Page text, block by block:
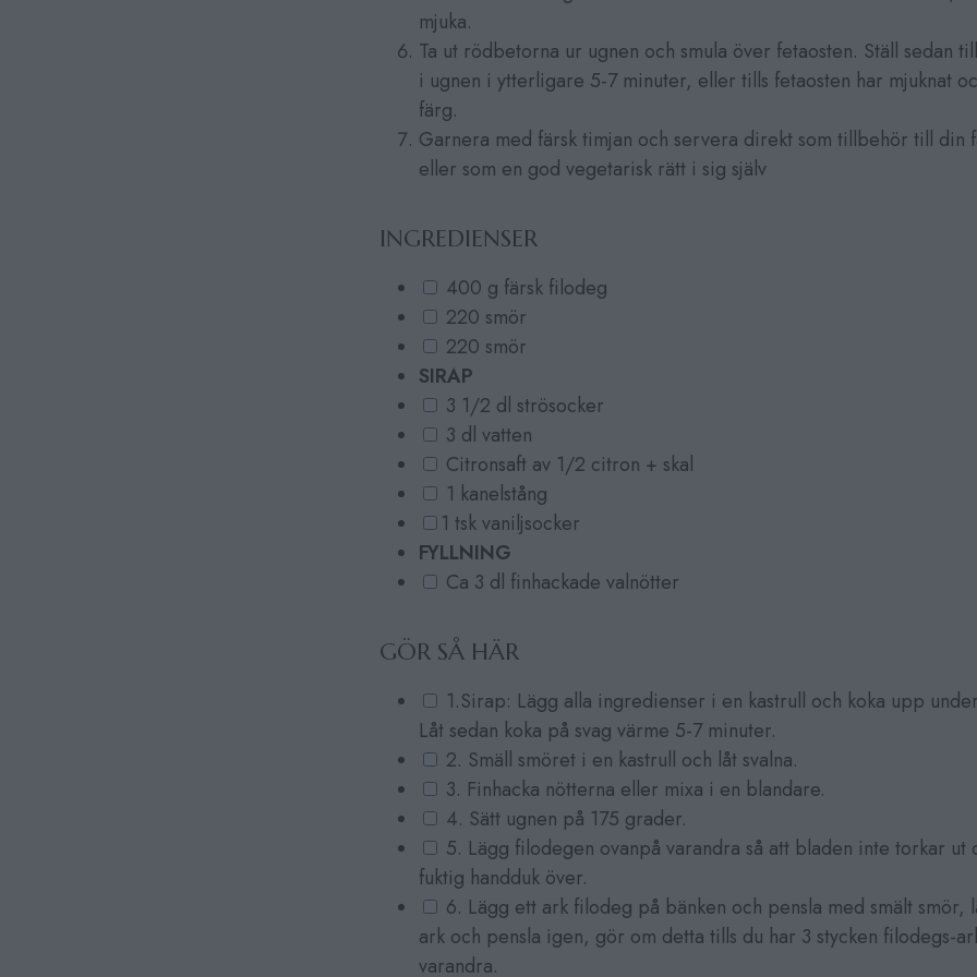
mjuka.
Ta ut rödbetorna ur ugnen och smula över fetaosten. Ställ sedan
i ugnen i ytterligare 5-7 minuter, eller tills fetaosten har mjuknat
färg.
Garnera med färsk timjan och servera direkt som tillbehör till din
eller som en god vegetarisk rätt i sig själv
INGREDIENSER
400 g färsk filodeg
220 smör
220 smör
SIRAP
3 1/2 dl strösocker
3 dl vatten
Citronsaft av 1/2 citron + skal
1 kanelstång
1 tsk vaniljsocker
FYLLNING
Ca 3 dl finhackade valnötter
GÖR SÅ HÄR
1.Sirap: Lägg alla ingredienser i en kastrull och koka upp
Låt sedan koka på svag värme 5-7 minuter.
2. Smäll smöret i en kastrull och låt svalna.
3. Finhacka nötterna eller mixa i en blandare.
4. Sätt ugnen på 175 grader.
5. Lägg filodegen ovanpå varandra så att bladen inte torkar ut
fuktig handduk över.
6. Lägg ett ark filodeg på bänken och pensla med smält smör,
ark och pensla igen, gör om detta tills du har 3 stycken filodegs-
varandra.